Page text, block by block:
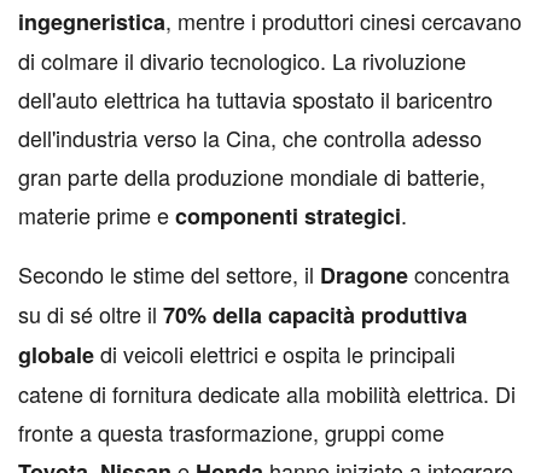
ingegneristica, mentre i produttori cinesi cercavano
di colmare il divario tecnologico. La rivoluzione
dell'auto elettrica ha tuttavia spostato il baricentro
dell'industria verso la Cina, che controlla adesso
gran parte della produzione mondiale di batterie,
materie prime ecomponenti strategici.
Secondo le stime del settore, il Dragoneconcentra
su di sé oltre il 70% della capacità produttiva
globaledi veicoli elettrici e ospita le principali
catene di fornitura dedicate alla mobilità elettrica. Di
fronte a questa trasformazione, gruppi come